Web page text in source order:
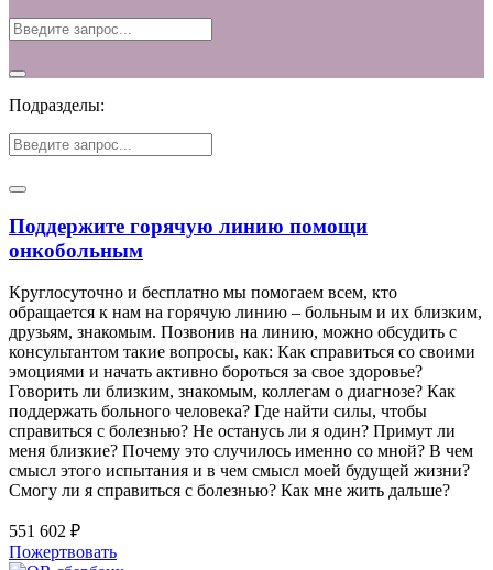
Подразделы:
Поддержите горячую линию помощи
онкобольным
Круглосуточно и бесплатно мы помогаем всем, кто
обращается к нам на горячую линию – больным и их близким,
друзьям, знакомым. Позвонив на линию, можно обсудить с
консультантом такие вопросы, как: Как справиться со своими
эмоциями и начать активно бороться за свое здоровье?
Говорить ли близким, знакомым, коллегам о диагнозе? Как
поддержать больного человека? Где найти силы, чтобы
справиться с болезнью? Не останусь ли я один? Примут ли
меня близкие? Почему это случилось именно со мной? В чем
смысл этого испытания и в чем смысл моей будущей жизни?
Смогу ли я справиться с болезнью? Как мне жить дальше?
551 602 ₽
Пожертвовать